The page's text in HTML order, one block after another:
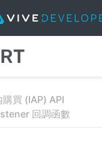
購買 (IAP) API
回調函數